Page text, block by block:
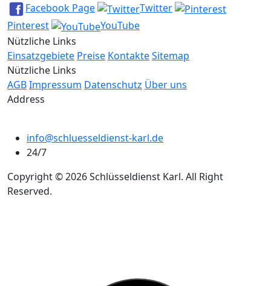
Facebook Page
Twitter
Pinterest
YouTube
Nützliche Links
Einsatzgebiete Preise KontakteSitemap
Nützliche Links
AGBImpressum Datenschutz Über uns
Address
info@schluesseldienst-karl.de
24/7
Copyright © 2026 Schlüsseldienst Karl. All Right
Reserved.